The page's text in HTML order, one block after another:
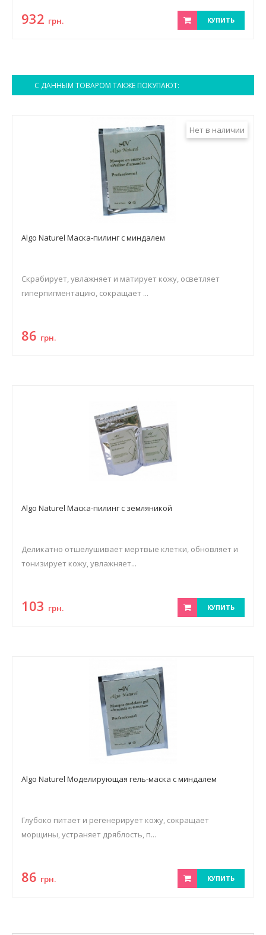
932 грн. КУПИТЬ
С ДАННЫМ ТОВАРОМ ТАКЖЕ ПОКУПАЮТ:
Нет в наличии
Algo Naturel Маска-пилинг с миндалем
Скрабирует, увлажняет и матирует кожу, осветляет
гиперпигментацию, сокращает ...
86 грн.
Algo Naturel Маска-пилинг с земляникой
Деликатно отшелушивает мертвые клетки, обновляет и
тонизирует кожу, увлажняет...
103 грн. КУПИТЬ
Algo Naturel Моделирующая гель-маска с миндалем
Глубоко питает и регенерирует кожу, сокращает
морщины, устраняет дряблость, п...
86 грн. КУПИТЬ